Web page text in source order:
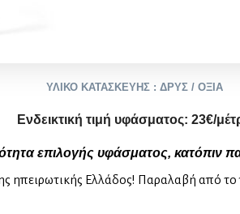
ΥΛΙΚΟ ΚΑΤΑΣΚΕΥΗΣ : ΔΡΥΣ / ΟΞΙΑ
Ενδεικτική τιμή υφάσματος: 23€/
επιλογής υφάσματος, κατόπιν
ηπειρωτικής Ελλάδος! Παραλαβή από